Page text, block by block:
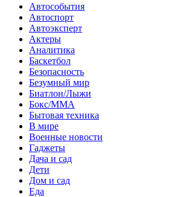
Автособытия
Автоспорт
Автоэксперт
Актеры
Аналитика
Баскетбол
Безопасность
Безумный мир
Биатлон/Лыжи
Бокс/MMA
Бытовая техника
В мире
Военные новости
Гаджеты
Дача и сад
Дети
Дом и сад
Еда